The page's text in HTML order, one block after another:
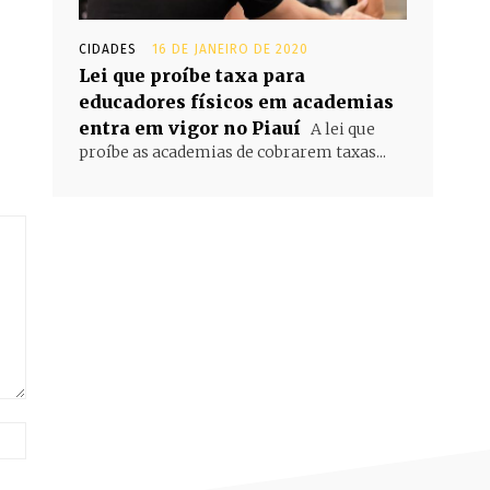
CIDADES 16 DE JANEIRO DE 2020
Lei que proíbe taxa para
educadores físicos em academias
entra em vigor no Piauí A lei que
proíbe as academias de cobrarem taxas...